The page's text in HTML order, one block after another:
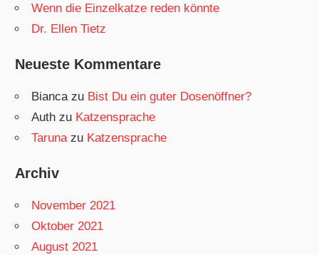
Wenn die Einzelkatze reden könnte
Dr. Ellen Tietz
Neueste Kommentare
Biancazu Bist Du ein guter Dosenöffner?
Auth zu Katzensprache
Tarunazu Katzensprache
Archiv
November 2021
Oktober 2021
August 2021